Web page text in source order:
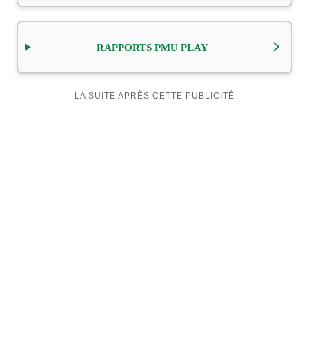
RAPPORTS PMU PLAY
── LA SUITE APRÈS CETTE PUBLICITÉ ──